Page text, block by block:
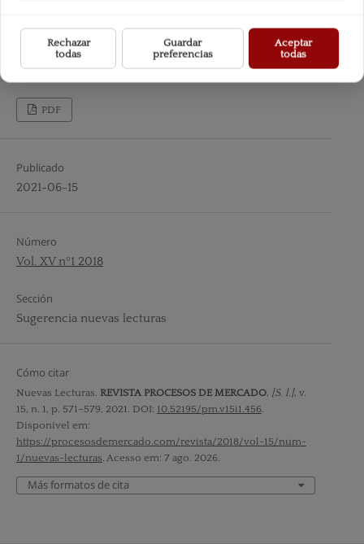
PDF
Publicado
2021-06-15
Número
Vol. XV nº1 2018
Sección
Sugerencia nuevas lecturas
Cómo citar
Nuevas Lecturas. REVISTA PROCESOS DE MERCADO, [S. l.], v.
15, n. 1, p. 571–579, 2021. DOI: 10.52195/pm.v15i1.456.
Disponível em:
https://procesosdemercado.com/revista/2018/vol-15/num-
1/nuevas-lecturas. Acesso em: 7 ago. 2026.
Más formatos de cita
Rechazar
todas
Guardar
preferencias
Aceptar
todas